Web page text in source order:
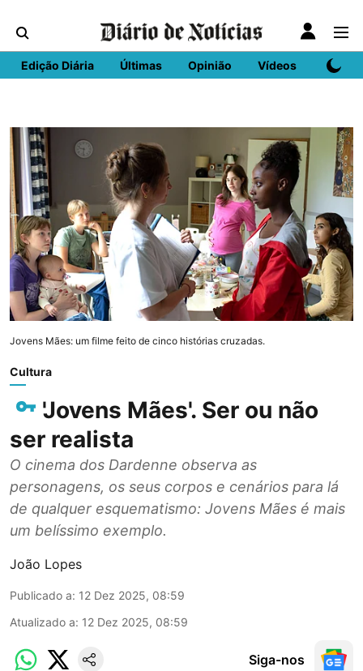
Edição Diária Últimas Opinião Vídeos DN
Jovens Mães: um filme feito de cinco histórias cruzadas.
Cultura
'Jovens Mães'. Ser ou não
ser realista
O cinema dos Dardenne observa as
personagens, os seus corpos e cenários para lá
de qualquer esquematismo: Jovens Mães é mais
um belíssimo exemplo.
João Lopes
Publicado a: 12 Dez 2025, 08:59
Atualizado a: 12 Dez 2025, 08:59
Siga-nos